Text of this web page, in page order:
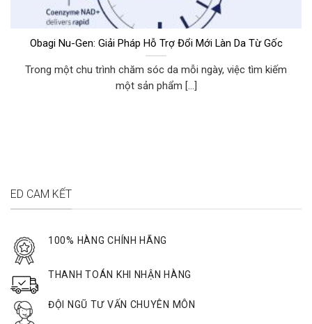
Obagi Nu-Gen: Giải Pháp Hỗ Trợ Đổi Mới Làn Da Từ Gốc
Trong một chu trình chăm sóc da mỗi ngày, việc tìm kiếm
một sản phẩm [...]
ED CAM KẾT
100% HÀNG CHÍNH HÃNG
THANH TOÁN KHI NHẬN HÀNG
ĐỘI NGŨ TƯ VẤN CHUYÊN MÔN